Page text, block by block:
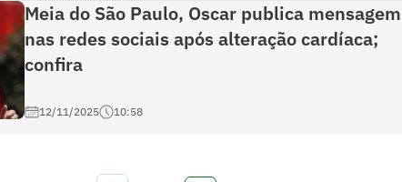
Meia do São Paulo, Oscar publica mensagem
nas redes sociais após alteração cardíaca;
confira
12/11/2025 10:58